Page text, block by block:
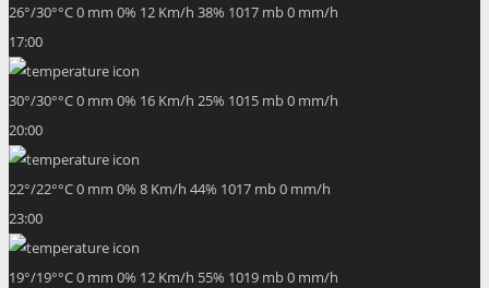
26°/30°°C0 mm 0% 12 Km/h 38% 1017 mb0 mm/h
17:00
30°/30°°C0 mm 0% 16 Km/h 25% 1015 mb0 mm/h
20:00
22°/22°°C0 mm 0% 8 Km/h 44% 1017 mb0 mm/h
23:00
19°/19°°C0 mm 0% 12 Km/h 55% 1019 mb0 mm/h